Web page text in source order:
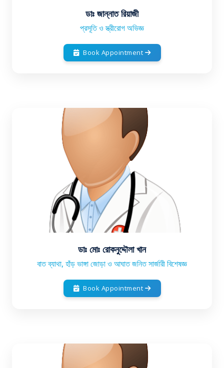
ডাঃ জান্নাত রিয়াজী
প্রসূতি ও স্ত্রীরোগ অভিজ্ঞ
Book Appointment
ডাঃ মোঃ রোকনুদ্দৌলা খান
বাত ব্যাথা, হাঁড় ভাঙ্গা জোড়া ও আঘাত জনিত সার্জারী বিশেষজ্ঞ
Book Appointment